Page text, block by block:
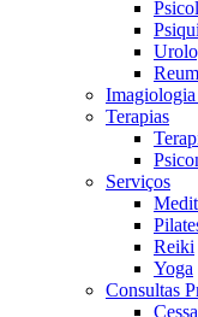
Terapias
Serviços
Reiki
Yoga
Consultas